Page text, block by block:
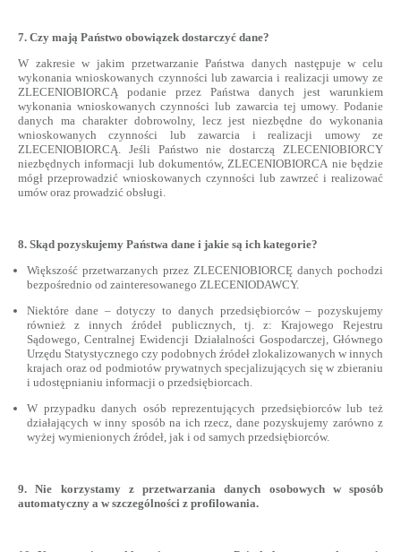
7. Czy mają Państwo obowiązek dostarczyć dane?
W zakresie w jakim przetwarzanie Państwa danych następuje w celu
wykonania wnioskowanych czynności lub zawarcia i realizacji umowy ze
ZLECENIOBIORCĄ podanie przez Państwa danych jest warunkiem
wykonania wnioskowanych czynności lub zawarcia tej umowy. Podanie
danych ma charakter dobrowolny, lecz jest niezbędne do wykonania
wnioskowanych czynności lub zawarcia i realizacji umowy ze
ZLECENIOBIORCĄ. Jeśli Państwo nie dostarczą ZLECENIOBIORCY
niezbędnych informacji lub dokumentów, ZLECENIOBIORCA nie będzie
mógł przeprowadzić wnioskowanych czynności lub zawrzeć i realizować
umów oraz prowadzić obsługi.
8. Skąd pozyskujemy Państwa dane i jakie są ich kategorie?
Większość przetwarzanych przez ZLECENIOBIORCĘ danych pochodzi
bezpośrednio od zainteresowanego ZLECENIODAWCY.
Niektóre dane – dotyczy to danych przedsiębiorców – pozyskujemy
również z innych źródeł publicznych, tj. z: Krajowego Rejestru
Sądowego, Centralnej Ewidencji Działalności Gospodarczej, Głównego
Urzędu Statystycznego czy podobnych źródeł zlokalizowanych w innych
krajach oraz od podmiotów prywatnych specjalizujących się w zbieraniu
i udostępnianiu informacji o przedsiębiorcach.
W przypadku danych osób reprezentujących przedsiębiorców lub też
działających w inny sposób na ich rzecz, dane pozyskujemy zarówno z
wyżej wymienionych źródeł, jak i od samych przedsiębiorców.
9. Nie korzystamy z przetwarzania danych osobowych w sposób
automatyczny a w szczególności z profilowania.